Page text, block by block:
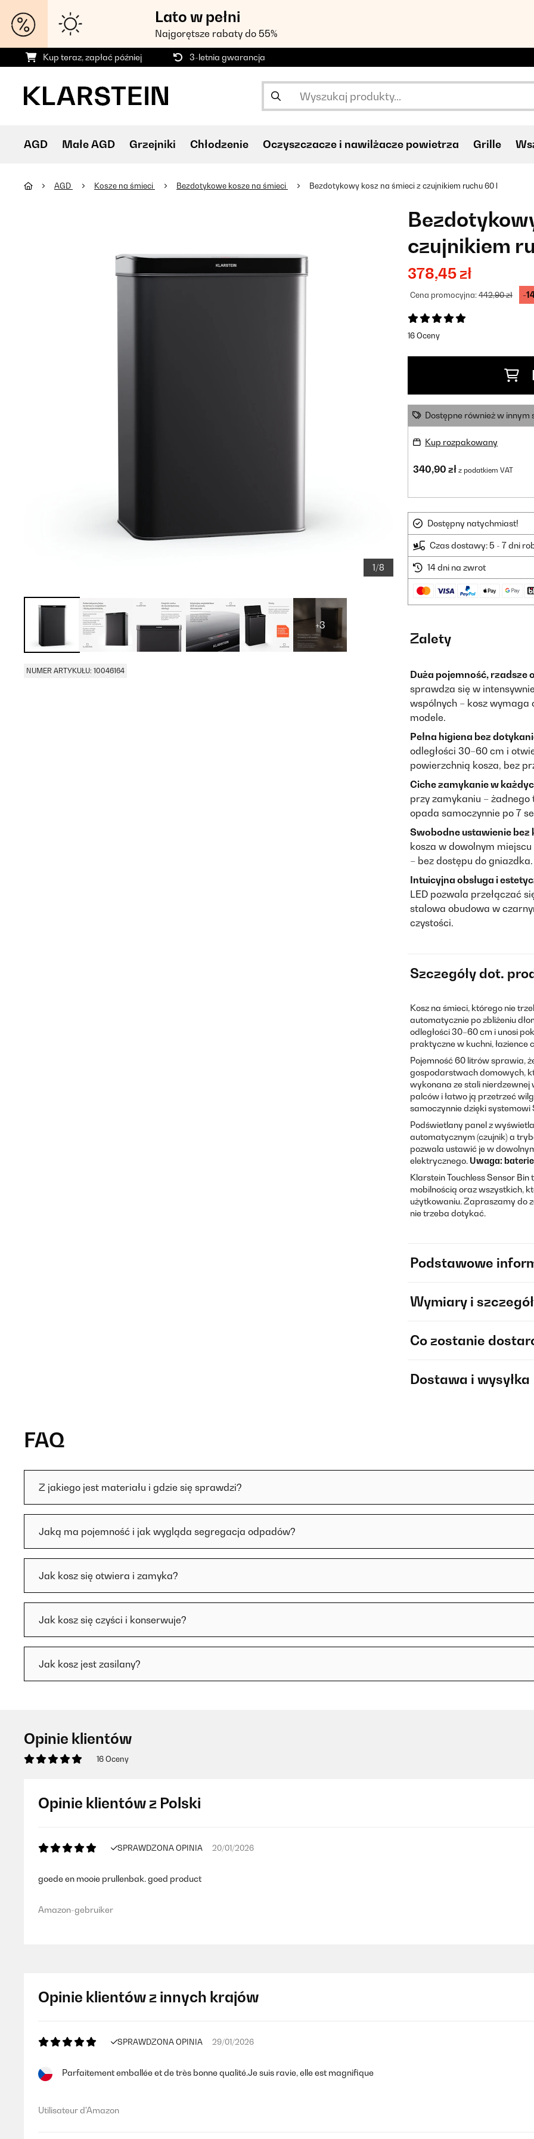
Lato w pełni
Najgorętsze rabaty do 55%
Kup teraz, zapłać później 3-letnia gwarancja
AGD Małe AGD Grzejniki Chłodzenie Oczyszczacze i nawilżacze powietrza Grille
AGD Kosze na śmieci Bezdotykowe kosze na śmieci Bezdotykowy kosz na śmieci z czujnikiem ruchu 60 l
1/8
+3
NUMER ARTYKUŁU: 10046164
czujnikiem
378,45 zł
Cena promocyjna:442,90 zł -
16 Oceny
Dostępne również w innym
Kup rozpakowany
340,90 zł z podatkiem VAT
Dostępny natychmiast!
Czas dostawy: 5 - 7 dni
14 dni na zwrot
Zalety
Duża pojemność, rzadsze
sprawdza się w
wspólnych – kosz
modele.
Pełna higiena bez
odległości 30–60 cm i
powierzchnią kosza, bez
Ciche zamykanie w
przy zamykaniu – żadnego
opada samoczynnie po 7
Swobodne ustawienie bez
kosza w dowolnym
– bez dostępu do gniazdka.
Intuicyjna obsługa i
LED pozwala przełączać
stalowa obudowa w
czystości.
Szczegóły dot.
Kosz na śmieci, którego nie
automatycznie po zbliżeniu
odległości 30–60 cm i unosi
praktyczne w kuchni, łazience
Pojemność 60 litrów sprawia,
gospodarstwach domowych,
wykonana ze stali
palców i łatwo ją przetrzeć
samoczynnie dzięki systemowi
Podświetlany panel z
automatycznym (czujnik) a
pozwala ustawić je w
elektrycznego. Uwaga:
Klarstein Touchless Sensor
mobilnością oraz wszystkich,
użytkowaniu. Zapraszamy do
nie trzeba dotykać.
Podstawowe
Wymiary i
Co zostanie
Dostawa i wysyłka
FAQ
Z jakiego jest materiału i gdzie się sprawdzi?
Jaką ma pojemność i jak wygląda segregacja odpadów?
Jak kosz się otwiera i zamyka?
Jak kosz się czyści i konserwuje?
Jak kosz jest zasilany?
Opinie klientów
16 Oceny
Opinie klientów z Polski
SPRAWDZONA OPINIA 20/01/2026
goede en mooie prullenbak. goed product
Amazon-gebruiker
Opinie klientów z innych krajów
SPRAWDZONA OPINIA 29/01/2026
Parfaitement emballée et de très bonne qualité.Je suis ravie, elle est magnifique
Utilisateur d'Amazon